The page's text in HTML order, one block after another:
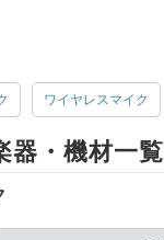
ワイヤレスマイク
器・機材一覧